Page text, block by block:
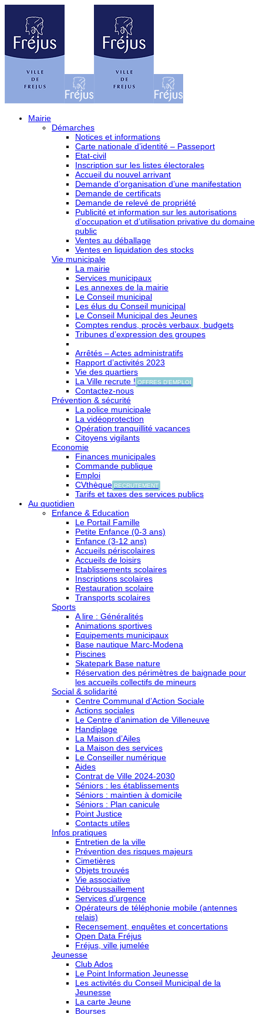
Mairie
Démarches
Notices et informations
Carte nationale d’identité – Passeport
Etat-civil
Inscription sur les listes électorales
Accueil du nouvel arrivant
Demande d’organisation d’une manifestation
Demande de certificats
Demande de relevé de propriété
Publicité et information sur les autorisations
d’occupation et d’utilisation privative du domaine
public
Ventes au déballage
Ventes en liquidation des stocks
Vie municipale
La mairie
Services municipaux
Les annexes de la mairie
Le Conseil municipal
Les élus du Conseil municipal
Le Conseil Municipal des Jeunes
Comptes rendus, procès verbaux, budgets
Tribunes d’expression des groupes
Arrêtés – Actes administratifs
Rapport d’activités 2023
Vie des quartiers
La Ville recrute ! OFFRES D'EMPLOI
Contactez-nous
Prévention & sécurité
La police municipale
La vidéoprotection
Opération tranquillité vacances
Citoyens vigilants
Economie
Finances municipales
Commande publique
Emploi
CVthèque RECRUTEMENT
Tarifs et taxes des services publics
Au quotidien
Enfance & Education
Le Portail Famille
Petite Enfance (0-3 ans)
Enfance (3-12 ans)
Accueils périscolaires
Accueils de loisirs
Etablissements scolaires
Inscriptions scolaires
Restauration scolaire
Transports scolaires
Sports
A lire : Généralités
Animations sportives
Equipements municipaux
Base nautique Marc-Modena
Piscines
Skatepark Base nature
Réservation des périmètres de baignade pour
les accueils collectifs de mineurs
Social & solidarité
Centre Communal d’Action Sociale
Actions sociales
Le Centre d’animation de Villeneuve
Handiplage
La Maison d’Ailes
La Maison des services
Le Conseiller numérique
Aides
Contrat de Ville 2024-2030
Séniors : les établissements
Séniors : maintien à domicile
Séniors : Plan canicule
Point Justice
Contacts utiles
Infos pratiques
Entretien de la ville
Prévention des risques majeurs
Cimetières
Objets trouvés
Vie associative
Débroussaillement
Services d’urgence
Opérateurs de téléphonie mobile (antennes
relais)
Recensement, enquêtes et concertations
Open Data Fréjus
Fréjus, ville jumelée
Jeunesse
Club Ados
Le Point Information Jeunesse
Les activités du Conseil Municipal de la
Jeunesse
La carte Jeune
Bourses